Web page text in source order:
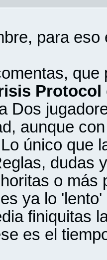
para eso
Protocol
Dos
aunque
único que
dudas
o más
ya lo
finiquitas
es el